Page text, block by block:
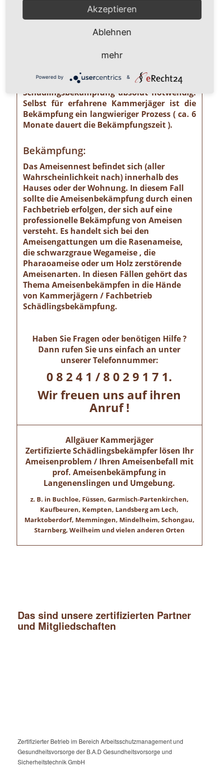
z. B. von der Pharaoameise. Die
Pharaoameise gehört zu den gefährlichsten
Ameisenarten überhaupt. Ursprünglich in
Indien beheimatet, ist sie mittlerweile
weltweit verbreitet. Die Gattung ist
verhältnismäßig klein und sieht
bernsteingelb aus. Sollten Sie solch eine
Ameise sehen, ist eine professionelle
Schädlingsbekämpfung absolut notwendig!
Selbst für erfahrene Kammerjäger ist die
Bekämpfung ein langwieriger Prozess ( ca. 6
Monate dauert die Bekämpfungszeit ).
Bekämpfung:
Das Ameisennest befindet sich (aller
Wahrscheinlichkeit nach) innerhalb des
Hauses oder der Wohnung. In diesem Fall
sollte die Ameisenbekämpfung durch einen
Fachbetrieb erfolgen, der sich auf eine
professionelle Bekämpfung von Ameisen
versteht. Es handelt sich bei den
Ameisengattungen um die Rasenameise,
die schwarzgraue Wegameise , die
Pharaoameise oder um Holz zerstörende
Ameisenarten. In diesen Fällen gehört das
Thema Ameisenbekämpfen in die Hände
von Kammerjägern / Fachbetrieb
Schädlingsbekämpfung.
Haben Sie Fragen oder benötigen Hilfe ?
Dann rufen Sie uns einfach an unter
unserer Telefonnummer:
0 8 2 4 1 / 8 0 2 9 1 7 1.
Wir freuen uns auf ihren
Anruf !
Allgäuer Kammerjäger
Zertifizierte Schädlingsbekämpfer lösen Ihr
Ameisenproblem / Ihren Ameisenbefall mit
prof. Ameisenbekämpfung in
Langenenslingen und Umgebung.
z. B. in Buchloe, Füssen, Garmisch-Partenkirchen,
Kaufbeuren, Kempten, Landsberg am Lech,
Marktoberdorf, Memmingen, Mindelheim, Schongau,
Starnberg, Weilheim und vielen anderen Orten
Das sind unsere zertifizierten Partner
und Mitgliedschaften
Zertifizierter Betrieb im Bereich Arbeitsschutzmanagement und
Gesundheitsvorsorge der B.A.D Gesundheitsvorsorge und
Sicherheitstechnik GmbH
Akzeptieren
Ablehnen
mehr
Powered by &